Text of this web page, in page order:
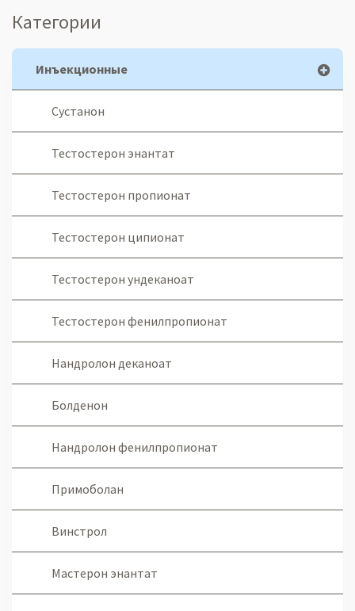
Категории
Инъекционные
Сустанон
Тестостерон энантат
Тестостерон пропионат
Тестостерон ципионат
Тестостерон ундеканоат
Тестостерон фенилпропионат
Нандролон деканоат
Болденон
Нандролон фенилпропионат
Примоболан
Винстрол
Мастерон энантат